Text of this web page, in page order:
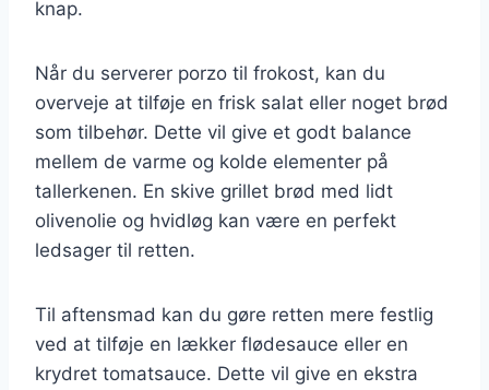
knap.
Når du serverer porzo til frokost, kan du
overveje at tilføje en frisk salat eller noget brød
som tilbehør. Dette vil give et godt balance
mellem de varme og kolde elementer på
tallerkenen. En skive grillet brød med lidt
olivenolie og hvidløg kan være en perfekt
ledsager til retten.
Til aftensmad kan du gøre retten mere festlig
ved at tilføje en lækker flødesauce eller en
krydret tomatsauce. Dette vil give en ekstra